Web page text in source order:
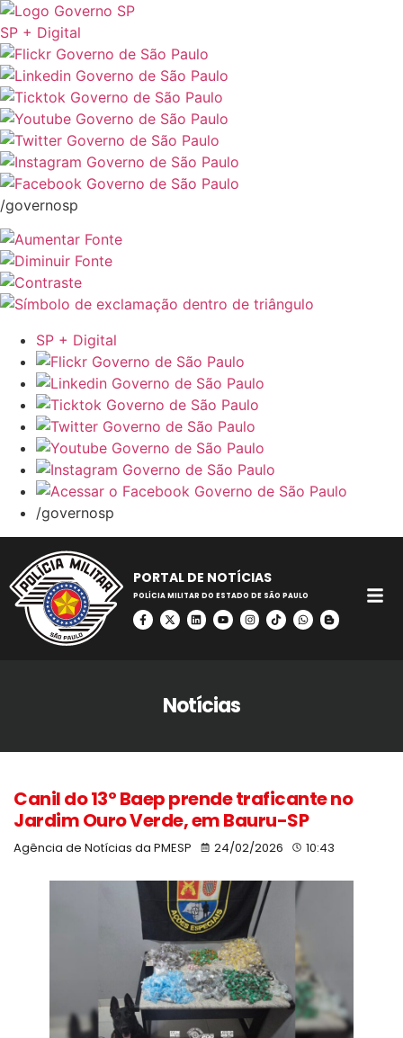
SP + Digital
/governosp
SP + Digital
/governosp
PORTAL DE NOTÍCIAS
POLÍCIA MILITAR DO ESTADO DE SÃO PAULO
Notícias
Canil do 13º Baep prende traficante no
Jardim Ouro Verde, em Bauru-SP
Agência de Notícias da PMESP 24/02/2026 10:43